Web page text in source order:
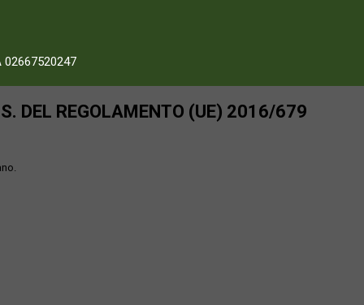
02667520247
DEL REGOLAMENTO (UE) 2016/679